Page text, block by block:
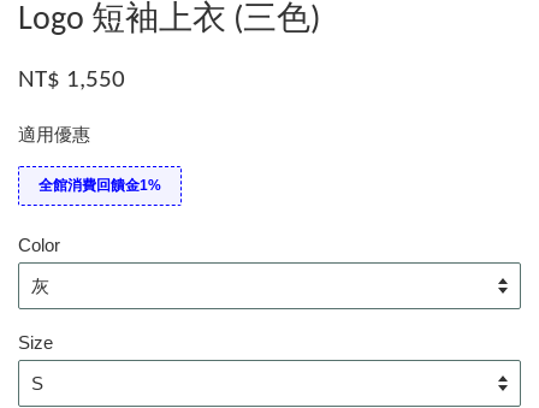
Logo 短袖上衣 (三色)
NT$ 1,550
適用優惠
全館消費回饋金1%
Color
Size